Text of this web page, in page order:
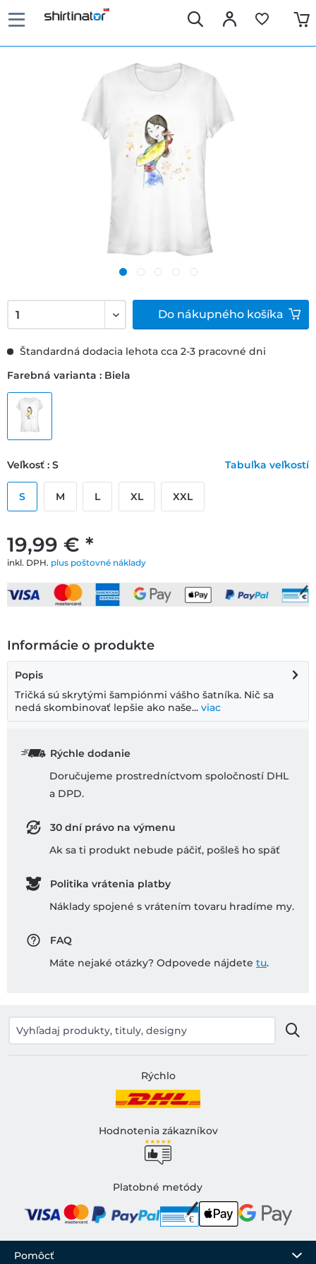
19,99 € *
inkl. DPH. plus poštovné náklady
Štandardná dodacia lehota cca 2-3 pracovné dni
Farebná varianta : Biela
Veľkosť : S Tabuľka veľkostí
S M L XL XXL
Do nákupného košíka
Informácie o produkte
Popis
Tričká sú skrytými šampiónmi vášho šatníka. Nič sa
nedá skombinovať lepšie ako naše... viac
Rýchle dodanie
Doručujeme prostredníctvom spoločností DHL
a DPD.
30 dní právo na výmenu
Ak sa ti produkt nebude páčiť, pošleš ho späť
Politika vrátenia platby
Náklady spojené s vrátením tovaru hradíme my.
FAQ
Máte nejaké otázky? Odpovede nájdete tu.
Rýchlo
Hodnotenia zákazníkov
Platobné metódy
Pomôcť